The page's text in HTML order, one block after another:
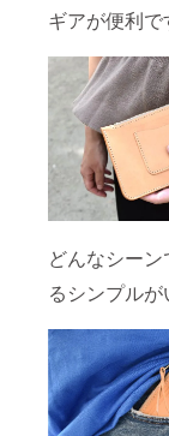
ギアが便利で
どんなシー
るシンプルが